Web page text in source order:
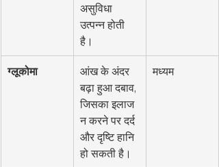
असुविधा
उत्पन्न होती
है।
ग्लूकोमा
आंख के अंदर
बढ़ा हुआ दबाव,
जिसका इलाज
न करने पर दर्द
और दृष्टि हानि
हो सकती है।
मध्यम